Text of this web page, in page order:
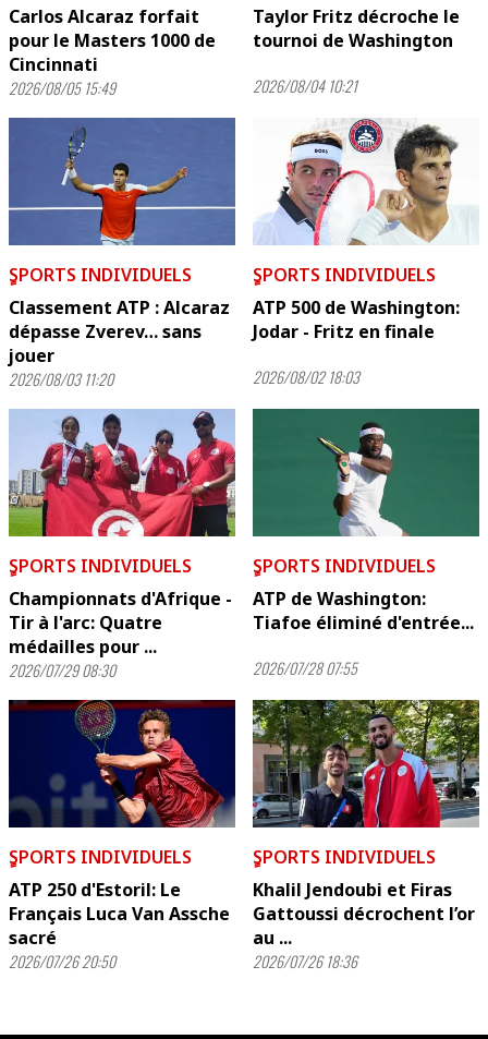
Carlos Alcaraz forfait
pour le Masters 1000 de
Cincinnati
2026/08/05 15:49
Taylor Fritz décroche le
tournoi de Washington
2026/08/04 10:21
ٍSPORTS INDIVIDUELS
Classement ATP : Alcaraz
dépasse Zverev… sans
jouer
2026/08/03 11:20
ٍSPORTS INDIVIDUELS
ATP 500 de Washington:
Jodar - Fritz en finale
2026/08/02 18:03
ٍSPORTS INDIVIDUELS
Championnats d'Afrique -
Tir à l'arc: Quatre
médailles pour ...
2026/07/29 08:30
ٍSPORTS INDIVIDUELS
ATP de Washington:
Tiafoe éliminé d'entrée...
2026/07/28 07:55
ٍSPORTS INDIVIDUELS
ATP 250 d'Estoril: Le
Français Luca Van Assche
sacré
2026/07/26 20:50
ٍSPORTS INDIVIDUELS
Khalil Jendoubi et Firas
Gattoussi décrochent l’or
au ...
2026/07/26 18:36